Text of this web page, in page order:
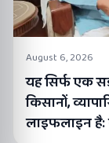
August 6, 2026
यह सिर्फ एक
किसानों,
लाइफलाइन